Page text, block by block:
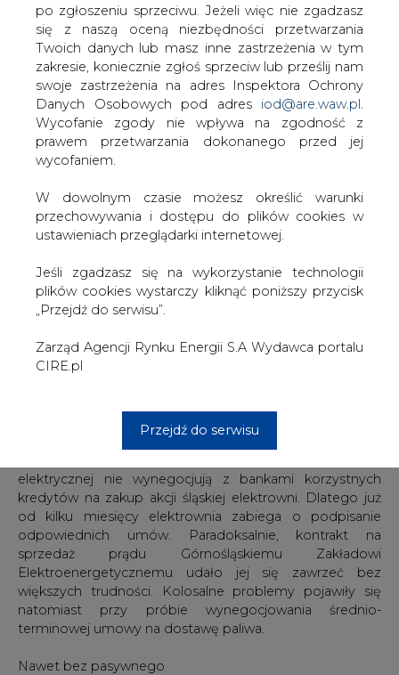
po zgłoszeniu sprzeciwu. Jeżeli więc nie zgadzasz
się z naszą oceną niezbędności przetwarzania
Twoich danych lub masz inne zastrzeżenia w tym
zakresie, koniecznie zgłoś sprzeciw lub prześlij nam
swoje zastrzeżenia na adres Inspektora Ochrony
Danych Osobowych pod adres iod@are.waw.pl
Wycofanie zgody nie wpływa na zgodność z
prawem przetwarzania dokonanego przed jej
wycofaniem.
W dowolnym czasie możesz określić warunki
przechowywania i dostępu do plików cookies w
ustawieniach przeglądarki internetowej.
Jeśli zgadzasz się na wykorzystanie technologii
plików cookies wystarczy kliknąć poniższy przycisk
„Przejdź do serwisu”.
Zarząd Agencji Rynku Energii S.A Wydawca portalu
CIRE.pl
Przejdź do serwisu
Dzisiaj zarząd japońskiego Marubeni miał ostatecznie
zdecydować, czy koncern sfinalizuje zakup od
Ministerstwa Skarbu Państwa 35 proc. akcji Elektrowni
Rybnik. Nieoficjalne źródła podają, że amerykański
inwestor branżowy, NRG Energy, już od dawna nie ma
wątpliwości, czeka jednak na decyzję partnera.
Sytuację dodatkowo skomplikowało wycofanie się z
konsorcjum inwestora finansowego, którym było GE
Capital. Wprawdzie część obserwatorów uznała, że
zwrotu z inwestycji, powinno przyspieszyć sprzedaż
Rybnika, wygląda jednak na to, że dwaj pozostali
członkowie konsorcjum są innego zdania i, jak
finansowego.
Trudności z węglem
przesunie swoją decyzję. Poprzedni termin, w którym
miała zostać podjęta, upłynął 19 września. Nie wiadomo,
Rybnicką Spółką Węglową w sprawie kilkuletniej umowy
na dostawę paliwa dla elektrowni. Inwestorzy twierdzą, że
elektrycznej nie wynegocjują z bankami korzystnych
kredytów na zakup akcji śląskiej elektrowni. Dlatego już
od kilku miesięcy elektrownia zabiega o podpisanie
odpowiednich umów. Paradoksalnie, kontrakt na
sprzedaż prądu Górnośląskiemu Zakładowi
Elektroenergetycznemu udało jej się zawrzeć bez
większych trudności. Kolosalne problemy pojawiły się
natomiast przy próbie wynegocjowania średnio-
terminowej umowy na dostawę paliwa.
Nawet bez pasywnego